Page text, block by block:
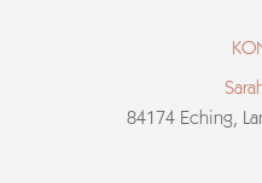
84174 Eching,